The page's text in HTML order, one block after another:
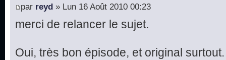
par reyd » Lun 16 Août 2010 00:23
merci de relancer le sujet.
Oui, très bon épisode, et original surtout.